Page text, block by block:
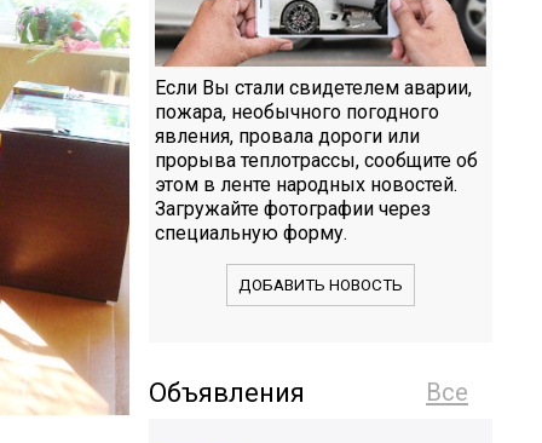
Если Вы стали свидетелем аварии,
пожара, необычного погодного
явления, провала дороги или
прорыва теплотрассы, сообщите об
этом в ленте народных новостей.
Загружайте фотографии через
специальную форму.
ДОБАВИТЬ НОВОСТЬ
Все
Объявления